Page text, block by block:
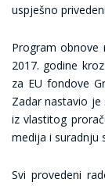
uspješno
Program obnove
2017. godine
za EU fondove
Zadar nastavio
iz vlastitog
medija i suradnju
Svi provedeni